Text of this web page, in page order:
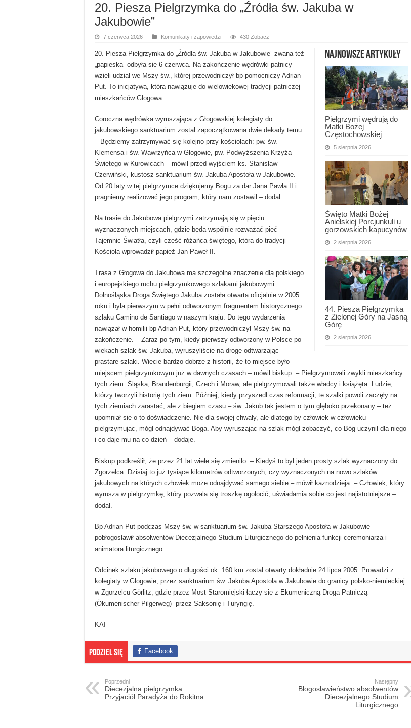
20. Piesza Pielgrzymka do „Źródła św. Jakuba w
Jakubowie”
7 czerwca 2026 Komunikaty i zapowiedzi 430 Zobacz
Najnowsze artykuły
Pielgrzymi wędrują do
Matki Bożej
Częstochowskiej
5 sierpnia 2026
Święto Matki Bożej
Anielskiej Porcjunkuli u
gorzowskich kapucynów
2 sierpnia 2026
44. Piesza Pielgrzymka
z Zielonej Góry na Jasną
Górę
2 sierpnia 2026
20. Piesza Pielgrzymka do „Źródła św. Jakuba w Jakubowie” zwana też
„papieską” odbyła się 6 czerwca. Na zakończenie wędrówki pątnicy
wzięli udział we Mszy św., której przewodniczył bp pomocniczy Adrian
Put. To inicjatywa, która nawiązuje do wielowiekowej tradycji pątniczej
mieszkańców Głogowa.
Coroczna wędrówka wyruszająca z Głogowskiej kolegiaty do
jakubowskiego sanktuarium został zapoczątkowana dwie dekady temu.
– Będziemy zatrzymywać się kolejno przy kościołach: pw. św.
Klemensa i św. Wawrzyńca w Głogowie, pw. Podwyższenia Krzyża
Świętego w Kurowicach – mówił przed wyjściem ks. Stanisław
Czerwiński, kustosz sanktuarium św. Jakuba Apostoła w Jakubowie. –
Od 20 laty w tej pielgrzymce dziękujemy Bogu za dar Jana Pawła II i
pragniemy realizować jego program, który nam zostawił – dodał.
Na trasie do Jakubowa pielgrzymi zatrzymają się w pięciu
wyznaczonych miejscach, gdzie będą wspólnie rozważać pięć
Tajemnic Światła, czyli część różańca świętego, którą do tradycji
Kościoła wprowadził papież Jan Paweł II.
Trasa z Głogowa do Jakubowa ma szczególne znaczenie dla polskiego
i europejskiego ruchu pielgrzymkowego szlakami jakubowymi.
Dolnośląska Droga Świętego Jakuba została otwarta oficjalnie w 2005
roku i była pierwszym w pełni odtworzonym fragmentem historycznego
szlaku Camino de Santiago w naszym kraju. Do tego wydarzenia
nawiązał w homilii bp Adrian Put, który przewodniczył Mszy św. na
zakończenie. – Zaraz po tym, kiedy pierwszy odtworzony w Polsce po
wiekach szlak św. Jakuba, wyruszyliście na drogę odtwarzając
prastare szlaki. Wiecie bardzo dobrze z historii, że to miejsce było
miejscem pielgrzymkowym już w dawnych czasach – mówił biskup. – Pielgrzymowali zwykli mieszkańcy
tych ziem: Śląska, Brandenburgii, Czech i Moraw, ale pielgrzymowali także władcy i książęta. Ludzie,
którzy tworzyli historię tych ziem. Później, kiedy przyszedł czas reformacji, te szalki powoli zaczęły na
tych ziemiach zarastać, ale z biegiem czasu – św. Jakub tak jestem o tym głęboko przekonany – też
upomniał się o to doświadczenie. Nie dla swojej chwały, ale dlatego by człowiek w człowieku
pielgrzymując, mógł odnajdywać Boga. Aby wyruszając na szlak mógł zobaczyć, co Bóg uczynił dla niego
i co daje mu na co dzień – dodaje.
Biskup podkreślił, że przez 21 lat wiele się zmieniło. – Kiedyś to był jeden prosty szlak wyznaczony do
Zgorzelca. Dzisiaj to już tysiące kilometrów odtworzonych, czy wyznaczonych na nowo szlaków
jakubowych na których człowiek może odnajdywać samego siebie – mówił kaznodzieja. – Człowiek, który
wyrusza w pielgrzymkę, który pozwala się troszkę ogołocić, uświadamia sobie co jest najistotniejsze –
dodał.
Bp Adrian Put podczas Mszy św. w sanktuarium św. Jakuba Starszego Apostoła w Jakubowie
pobłogosławił absolwentów Diecezjalnego Studium Liturgicznego do pełnienia funkcji ceremoniarza i
animatora liturgicznego.
Odcinek szlaku jakubowego o długości ok. 160 km został otwarty dokładnie 24 lipca 2005. Prowadzi z
kolegiaty w Głogowie, przez sanktuarium św. Jakuba Apostoła w Jakubowie do granicy polsko-niemieckiej
w Zgorzelcu-Görlitz, gdzie przez Most Staromiejski łączy się z Ekumeniczną Drogą Pątniczą
(Ökumenischer Pilgerweg) przez Saksonię i Turyngię.
KAI
Podziel się Facebook
Poprzedni
Diecezjalna pielgrzymka
Przyjaciół Paradyża do Rokitna
Następny
Błogosławieństwo absolwentów
Diecezjalnego Studium
Liturgicznego